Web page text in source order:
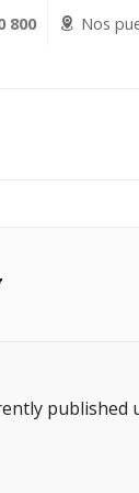
800 Nos
published